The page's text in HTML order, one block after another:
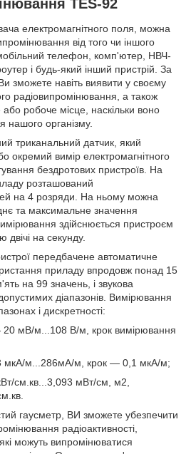
TES-92
електромагнітного поля, можна
від того чи іншого
телефон, комп'ютер, НВЧ-
і будь-який інший пристрій. За
зможете навіть виявити у своєму
радіовипромінювання, а також
робоче місце, наскільки воно
нашого організму.
триканальний датчик, який
окремий вимір електромагнітного
бездротових пристроїв. На
розташований
на 4 розряди. На ньому можна
та максимальне значення
здійснюється пристроєм
двічі на секунду.
передбачене автоматичне
приладу впродовж понад 15
на 99 значень, і звукова
діапазонів. Вимірювання
і дискретності:
мВ/м...108 В/м, крок вимірювання
м...286мА/м, крок — 0,1 мкА/м;
см.кв...3,093 мВт/см, м2,
гаусметр, ВИ зможете убезпечити
радіоактивності,
можуть випромінюватися